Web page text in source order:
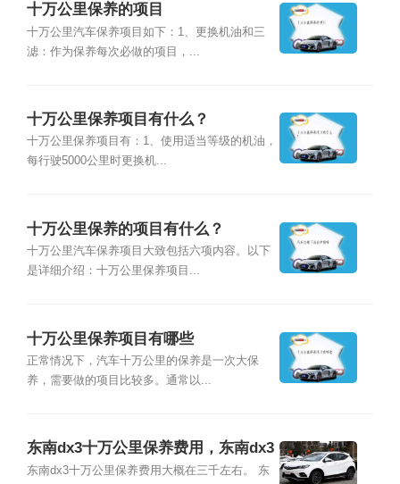
十万公里保养的项目
十万公里汽车保养项目如下：1、更换机油和三
滤：作为保养每次必做的项目，...
十万公里保养项目有什么？
十万公里保养项目有：1、使用适当等级的机油，
每行驶5000公里时更换机...
十万公里保养的项目有什么？
十万公里汽车保养项目大致包括六项内容。以下
是详细介绍：十万公里保养项目...
十万公里保养项目有哪些
正常情况下，汽车十万公里的保养是一次大保
养，需要做的项目比较多。通常以...
东南dx3十万公里保养费用，东南dx3
十万公里保养项目
东南dx3十万公里保养费用大概在三千左右。 东